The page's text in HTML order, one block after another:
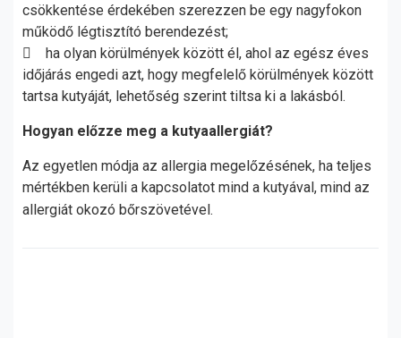
csökkentése érdekében szerezzen be egy nagyfokon
működő légtisztító berendezést;
 ha olyan körülmények között él, ahol az egész éves
időjárás engedi azt, hogy megfelelő körülmények között
tartsa kutyáját, lehetőség szerint tiltsa ki a lakásból.
Hogyan előzze meg a kutyaallergiát?
Az egyetlen módja az allergia megelőzésének, ha teljes
mértékben kerüli a kapcsolatot mind a kutyával, mind az
allergiát okozó bőrszövetével.